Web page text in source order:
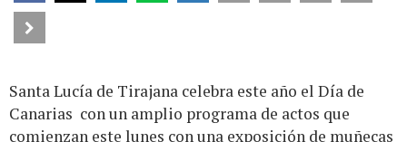
Santa Lucía de Tirajana celebra este año el Día de
Canarias con un amplio programa de actos que
comienzan este lunes con una exposición de muñecas